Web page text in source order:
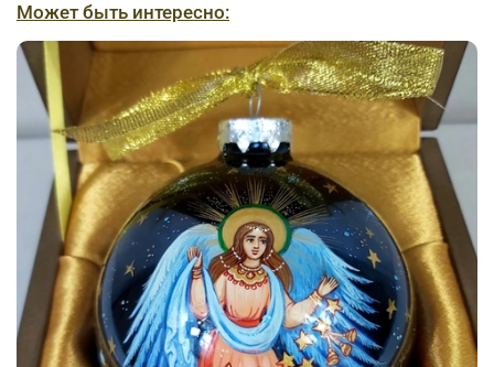
Может быть интересно: